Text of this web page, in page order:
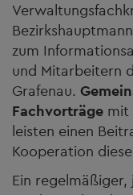
zum
und Mitarbeitern
Grafenau.
Fachvorträge mit
leisten einen
Kooperation
Ein regelmäßiger,